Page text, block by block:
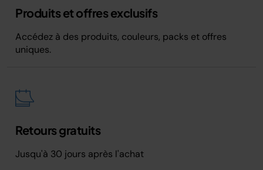
Produits et offres exclusifs
Accédez à des produits, couleurs, packs et offres
uniques.
Retours gratuits
Jusqu'à 30 jours après l'achat